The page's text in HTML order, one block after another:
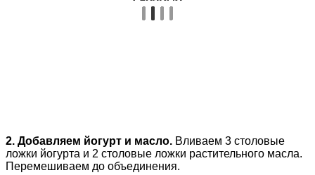
2. Добавляем йогурт и масло. Вливаем 3 столовые
ложки йогурта и 2 столовые ложки растительного масла.
Перемешиваем до объединения.